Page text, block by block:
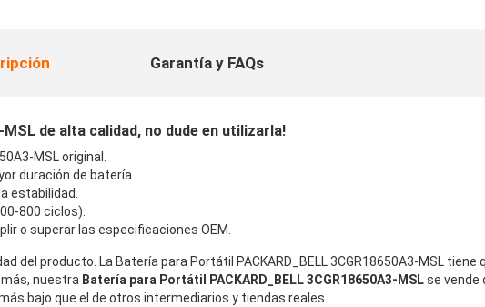
Garantía y FAQs
MSL de alta calidad, no dude en utilizarla!
MSL original.
duración de batería.
estabilidad.
800 ciclos).
o superar las especificaciones OEM.
producto. La Batería para Portátil PACKARD_BELL 3CGR18650A3-MSL tiene
nuestra Batería para Portátil PACKARD_BELL 3CGR18650A3-MSLse vende
bajo que el de otros intermediarios y tiendas reales.